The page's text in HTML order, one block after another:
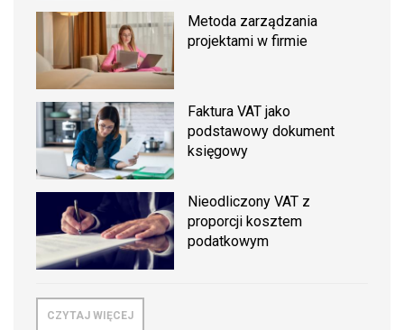
Metoda zarządzania
projektami w firmie
Faktura VAT jako
podstawowy dokument
księgowy
Nieodliczony VAT z
proporcji kosztem
podatkowym
CZYTAJ WIĘCEJ